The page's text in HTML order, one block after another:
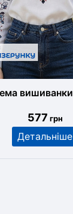
577 грн
Детальніше